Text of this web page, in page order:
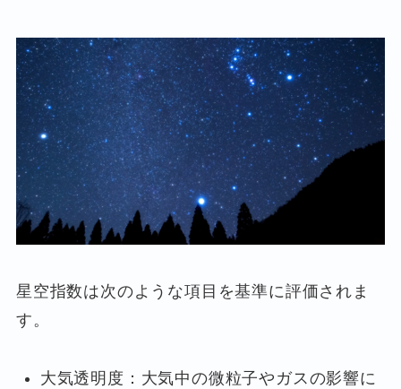
星空指数は次のような項目を基準に評価されま
す。
大気透明度：大気中の微粒子やガスの影響に